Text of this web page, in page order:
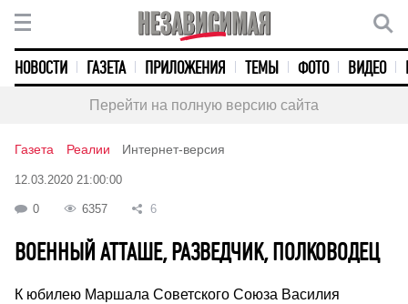
НОВОСТИ ГАЗЕТА ПРИЛОЖЕНИЯ ТЕМЫ ФОТО ВИДЕО
Перейти на полную версию сайта
Газета Реалии Интернет-версия
12.03.2020 21:00:00
0 6357 6
ВОЕННЫЙ АТТАШЕ, РАЗВЕДЧИК, ПОЛКОВОДЕЦ
К юбилею Маршала Советского Союза Василия